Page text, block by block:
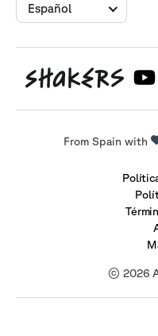
Español
From Spain with
© 2026